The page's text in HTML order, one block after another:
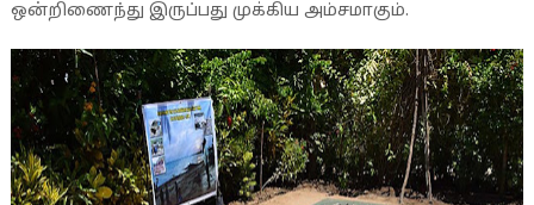
ஒன்றிணைந்து இருப்பது முக்கிய அம்சமாகும்.